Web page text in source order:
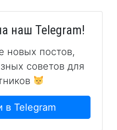
наш Telegram!
новых постов,
советов для
в Telegram